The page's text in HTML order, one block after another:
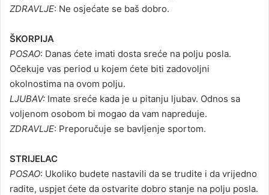
ZDRAVLJE: Ne osjećate se baš dobro.
ŠKORPIJA
POSAO: Danas ćete imati dosta sreće na polju posla.
Očekuje vas period u kojem ćete biti zadovoljni
okolnostima na ovom polju.
LJUBAV: Imate sreće kada je u pitanju ljubav. Odnos sa
voljenom osobom bi mogao da vam napreduje.
ZDRAVLJE: Preporučuje se bavljenje sportom.
STRIJELAC
POSAO: Ukoliko budete nastavili da se trudite i da vrijedno
radite, uspjet ćete da ostvarite dobro stanje na polju posla.